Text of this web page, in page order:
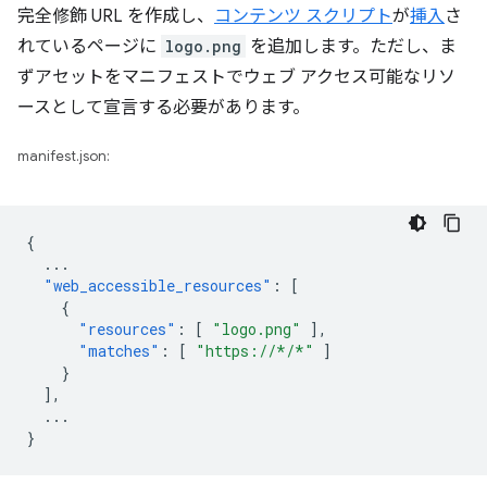
完全修飾 URL を作成し、 コンテンツ スクリプトが挿入さ
れているページに logo.png を追加します。ただし、ま
ずアセットをマニフェストでウェブ アクセス可能なリソ
ースとして宣言する必要があります。
manifest.json:
{
...
"web_accessible_resources" :
[
{
"resources" : [ "logo.png"
],
"matches" : [ "https://*/*"
]
}
],
...
}